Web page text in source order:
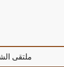
ملتقى